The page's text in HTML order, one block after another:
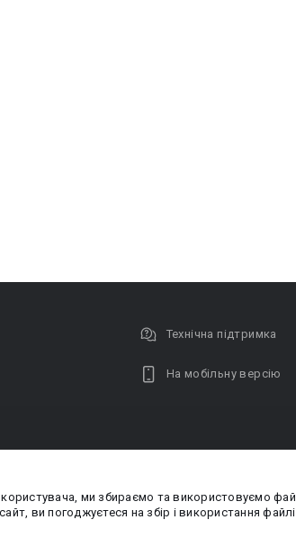
ми збираємо та використовуємо
ви погоджуєтеся на збір і використання
Технічна підтримка
На мобільну версію